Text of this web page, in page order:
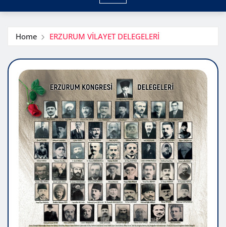
Home ERZURUM VİLAYET DELEGELERİ